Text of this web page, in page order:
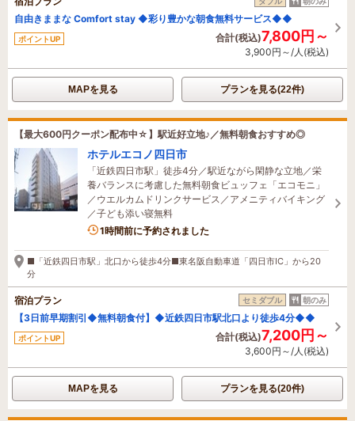
自由きままな Comfort stay ◆彩り豊かな朝食無料サービス◆◆
ポイントUP 合計(税込)7,800円～
3,900円～/人(税込)
MAPを見る プランを見る(22件)
【最大600円クーポン配布中☆】駅近好立地♪／無料朝食おすすめ◎
ホテルエコノ四日市
「近鉄四日市駅」徒歩4分／駅近ながら閑静な立地／栄
養バランスに考慮した無料朝食ビュッフェ「エコモニ」
／ウエルカムドリンクサービス／アメニティバイキング
／子ども添い寝無料
2名がこの宿を見ています
1時間前に予約されました
■「近鉄四日市駅」北口から徒歩4分■東名阪自動車道「四日市IC」から20
分
宿泊プラン セミダブル 朝のみ
【3日前早期割引◆無料朝食付】◆近鉄四日市駅北口より徒歩4分◆◆
ポイントUP 合計(税込)7,200円～
3,600円～/人(税込)
MAPを見る プランを見る(20件)